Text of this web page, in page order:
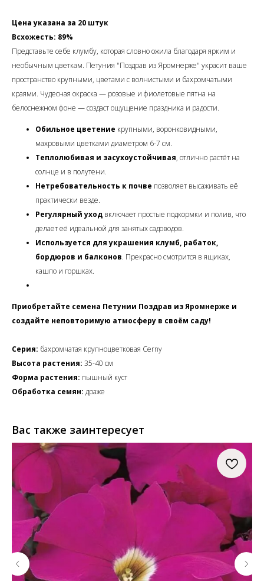
Цена указана за 20 штук
Всхожесть: 89%
Представьте себе клумбу, которая словно ожила благодаря ярким и
необычным цветкам. Петуния "Поздрав из Яромнерже" украсит ваше
пространство крупными, цветами с волнистыми и бахромчатыми
краями. Чудесная окраска — розовые и фиолетовые пятна на
белоснежном фоне — создаст ощущение праздника и радости.
Обильное цветение крупными, воронковидными,
махровыми цветками диаметром 6-7 см.
Теплолюбивая и засухоустойчивая, отлично растёт на
солнце и в полутени.
Нетребовательность к почве позволяет высаживать её
практически везде.
Регулярный уход включает простые подкормки и полив, что
делает её идеальной для занятых садоводов.
Используется для украшения клумб, рабаток,
бордюров и балконов. Прекрасно смотрится в ящиках,
кашпо и горшках.
Приобретайте семена Петунии Поздрав из Яромнерже и
создайте неповторимую атмосферу в своём саду!
Серия: бахромчатая крупноцветковая Cerny
Высота растения: 35-40 см
Форма растения: пышный куст
Обработка семян: драже
Вас также заинтересует